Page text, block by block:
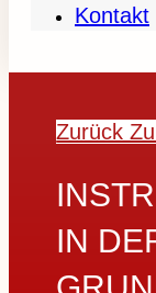
Kontakt
Zurück
IN